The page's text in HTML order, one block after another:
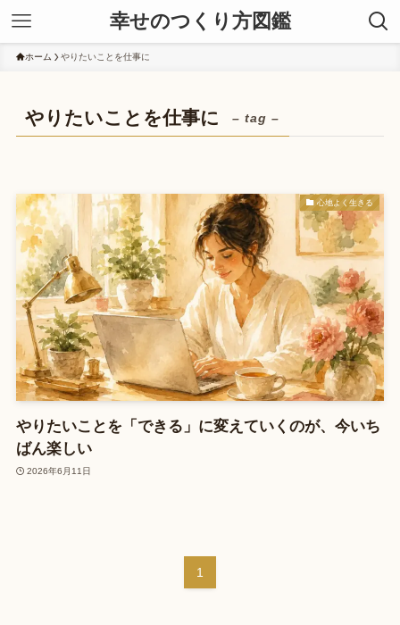
幸せのつくり方図鑑
ホーム やりたいことを仕事に
やりたいことを仕事に – tag –
心地よく生きる
やりたいことを「できる」に変えていくのが、今いち
ばん楽しい
2026年6月11日
1